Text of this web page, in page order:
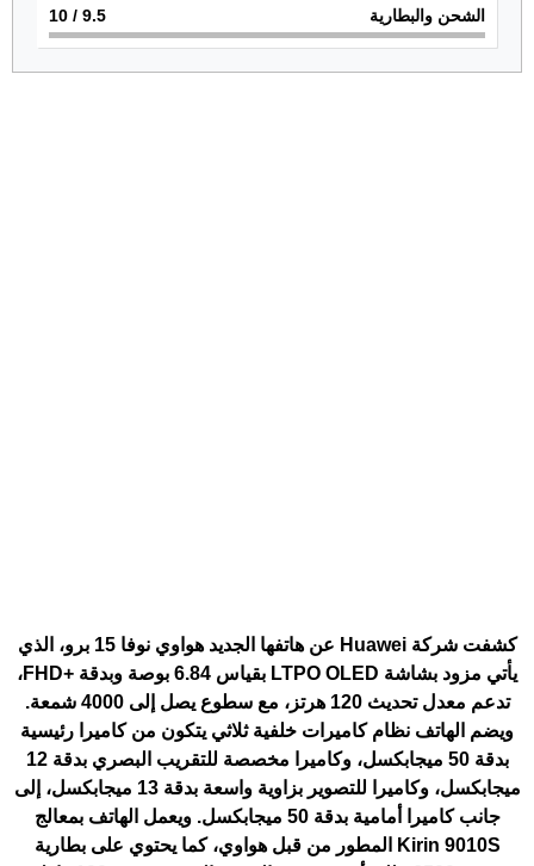
الشحن والبطارية 9.5
/ 10
كشفت شركة Huawei عن هاتفها الجديد هواوي نوفا 15 برو
، الذي
يأتي مزود بشاشة LTPO OLED بقياس 6.84 بوصة وبدقة +FHD،
تدعم معدل تحديث 120 هرتز، مع سطوع يصل إلى 4000 شمعة.
ويضم الهاتف نظام كاميرات خلفية ثلاثي يتكون من كاميرا رئيسية
بدقة 50 ميجابكسل، وكاميرا مخصصة للتقريب البصري بدقة 12
ميجابكسل، وكاميرا للتصوير بزاوية واسعة بدقة 13 ميجابكسل، إلى
جانب كاميرا أمامية بدقة 50 ميجابكسل. ويعمل الهاتف بمعالج
Kirin 9010S المطور من قبل هواوي، كما يحتوي على بطارية